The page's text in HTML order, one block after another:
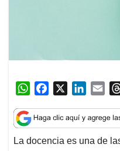
W
a
t
s
c
e
b
n
k
e
a
i
l
La docencia es una de